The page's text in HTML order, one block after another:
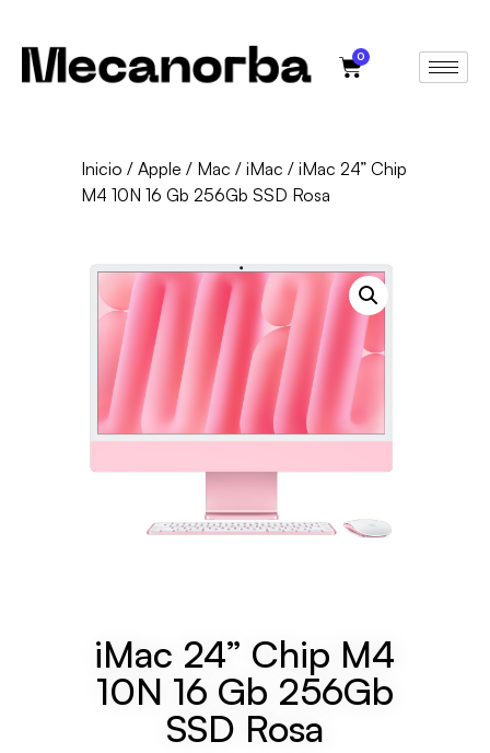
0
Inicio /Apple / Mac /iMac / iMac 24” Chip
M4 10N 16 Gb 256Gb SSD Rosa
iMac 24” Chip M4
10N 16 Gb 256Gb
SSD Rosa